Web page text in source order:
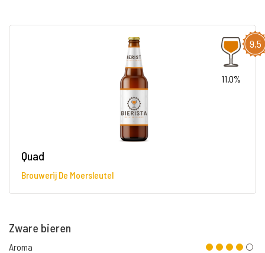
9,5
11.0%
Quad
Brouwerij De Moersleutel
Zware bieren
Aroma